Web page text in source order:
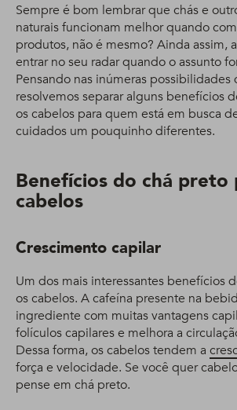
Sempre é bom lembrar que chás e
naturais funcionam melhor quando
produtos, não é mesmo? Ainda assim,
entrar no seu radar quando o assunto
Pensando nas inúmeras possibilidades
resolvemos separar alguns benefícios
os cabelos para quem está em busca
cuidados um pouquinho diferentes.
Benefícios do chá preto
cabelos
Crescimento capilar
Um dos mais interessantes benefícios
os cabelos. A cafeína presente na
ingrediente com muitas vantagens
folículos capilares e melhora a
Dessa forma, os cabelos tendem a
força e velocidade. Se você quer
pense em chá preto.